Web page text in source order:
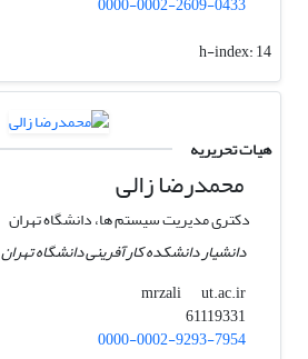
h-index:14
هیات تحریریه
محمدرضا زالی
دکتری ‏مدیریت سیستم ها، دانشگاه تهران
دانشیار دانشکده کارآفرینی دانشگاه تهران
mrzali
ut.ac.ir
0000-0002-9293-7954